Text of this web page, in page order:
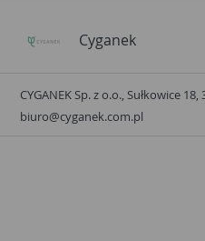
Cyganek
CYGANEK Sp. z o.o., Sułkowice
biuro@cyganek.com.pl